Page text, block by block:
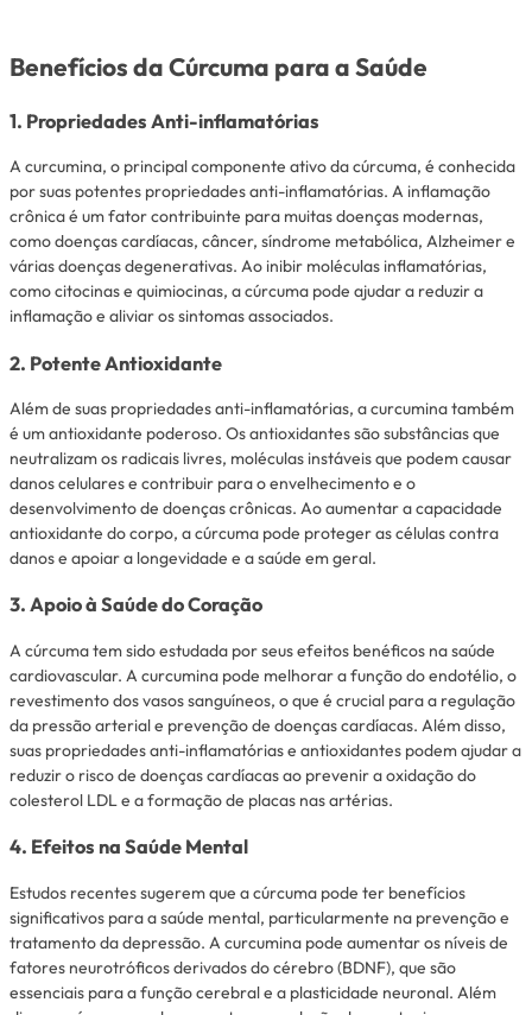
Benefícios da Cúrcuma para a Saúde
1. Propriedades Anti-inflamatórias
A curcumina, o principal componente ativo da cúrcuma, é conhecida
por suas potentes propriedades anti-inflamatórias. A inflamação
crônica é um fator contribuinte para muitas doenças modernas,
como doenças cardíacas, câncer, síndrome metabólica, Alzheimer e
várias doenças degenerativas. Ao inibir moléculas inflamatórias,
como citocinas e quimiocinas, a cúrcuma pode ajudar a reduzir a
inflamação e aliviar os sintomas associados.
2. Potente Antioxidante
Além de suas propriedades anti-inflamatórias, a curcumina também
é um antioxidante poderoso. Os antioxidantes são substâncias que
neutralizam os radicais livres, moléculas instáveis que podem causar
danos celulares e contribuir para o envelhecimento e o
desenvolvimento de doenças crônicas. Ao aumentar a capacidade
antioxidante do corpo, a cúrcuma pode proteger as células contra
danos e apoiar a longevidade e a saúde em geral.
3. Apoio à Saúde do Coração
A cúrcuma tem sido estudada por seus efeitos benéficos na saúde
cardiovascular. A curcumina pode melhorar a função do endotélio, o
revestimento dos vasos sanguíneos, o que é crucial para a regulação
da pressão arterial e prevenção de doenças cardíacas. Além disso,
suas propriedades anti-inflamatórias e antioxidantes podem ajudar a
reduzir o risco de doenças cardíacas ao prevenir a oxidação do
colesterol LDL e a formação de placas nas artérias.
4. Efeitos na Saúde Mental
Estudos recentes sugerem que a cúrcuma pode ter benefícios
significativos para a saúde mental, particularmente na prevenção e
tratamento da depressão. A curcumina pode aumentar os níveis de
fatores neurotróficos derivados do cérebro (BDNF), que são
essenciais para a função cerebral e a plasticidade neuronal. Além